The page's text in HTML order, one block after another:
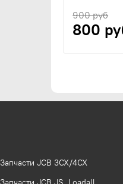
900 руб
800
Запчасти JCB 3CX/4CX